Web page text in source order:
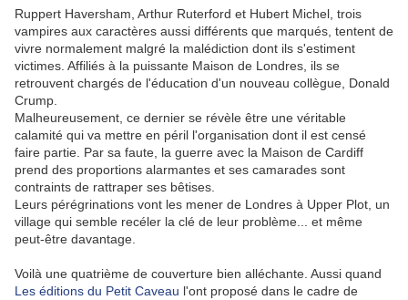
Ruppert Haversham, Arthur Ruterford et Hubert Michel, trois
vampires aux caractères aussi différents que marqués, tentent de
vivre normalement malgré la malédiction dont ils s'estiment
victimes. Affiliés à la puissante Maison de Londres, ils se
retrouvent chargés de l'éducation d'un nouveau collègue, Donald
Crump.
Malheureusement, ce dernier se révèle être une véritable
calamité qui va mettre en péril l'organisation dont il est censé
faire partie. Par sa faute, la guerre avec la Maison de Cardiff
prend des proportions alarmantes et ses camarades sont
contraints de rattraper ses bêtises.
Leurs pérégrinations vont les mener de Londres à Upper Plot, un
village qui semble recéler la clé de leur problème... et même
peut-être davantage.
Voilà une quatrième de couverture bien alléchante. Aussi quand
Les éditions du Petit Caveau l'ont proposé dans le cadre de